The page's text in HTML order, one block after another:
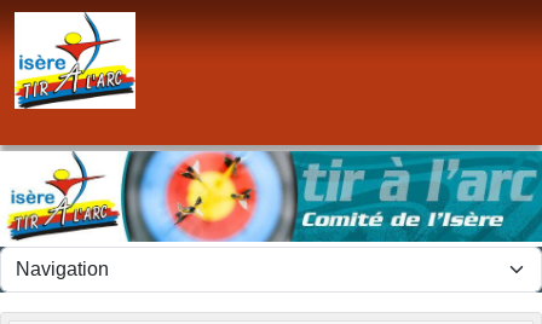
Panneau de gestion des cookies